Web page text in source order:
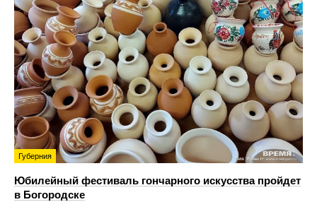
Губерния
Юбилейный фестиваль гончарного искусства пройдет
в Богородске